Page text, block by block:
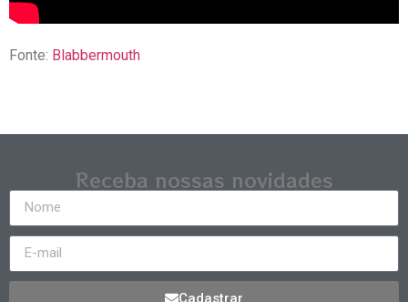
Fonte: Blabbermouth
Receba nossas novidades